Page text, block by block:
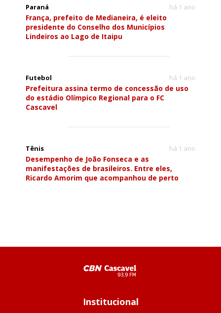
Paraná há 1 ano
França, prefeito de Medianeira, é eleito
presidente do Conselho dos Municípios
Lindeiros ao Lago de Itaipu
Futebol há 1 ano
Prefeitura assina termo de concessão de uso
do estádio Olímpico Regional para o FC
Cascavel
Tênis há 1 ano
Desempenho de João Fonseca e as
manifestações de brasileiros. Entre eles,
Ricardo Amorim que acompanhou de perto
Institucional